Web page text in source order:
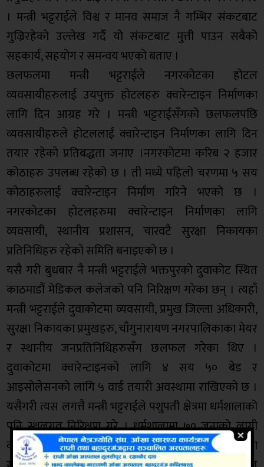
। मन्त्री भट्टराईले विश्व र मानव समाज नै गम्भिर संकटबाट
गुज्रिरहेको उल्लेख गर्दै यो संकटबाट मुत्ती पाउन सबैको
सहकार्य, सहयोग र समन्वय भएको बताए ।
छलफलमा मन्त्री भट्टराईले नगरकोटका होटल
व्यवसायीहरुलाई उयपुक्त होटलहरु क्वारेन्टाइन निर्माणका
लागि दिन आग्रह गरे । मन्त्री भट्टराईसँगको छलफलपछि
व्यवसायीहरुले होटललाई क्वारेन्टाइन निर्माणका लागि दिन
तयार रहेको प्रतिबद्धता जनाए ।नगरकोटमा करिब २ हजार
कोठाहरु उपलब्ध रहेको छ । ती मध्ये पहिलो चरणमा ५ सय
कोठाहरुलाई क्वारेन्टाइन निर्माण गरिने भएको छ ।
नगरकोटका होटलहरुमा क्वारेन्टाइन निर्माणका लागि
व्यवसायी, स्थानीय प्रशासन, चारवटै सुरक्षा निकायका
प्रतिनिधिहरु रहेको समिति बनाइएको छ ।
यसै गरी बुधबार नै मन्त्री भट्टराईले भक्तपुरको दुवाकोट स्थित
काठमाडौं मेडिकल कलेजको पनि निरिक्षण गरेका छन् । त्यहाँ
मन्त्री भट्टराईले दुवाकोटमा व्यवसायी, प्रमुख जिल्ला अधिकारी,
सुरक्षा निकायका प्रमुखहरु, चाँगुनारायण नगरपालिकाका मेयर
र स्थानीय जनप्रतिनिधिहरुसँग छलफल गरेका थिए ।
दुवाकोटमा क्वारेन्टाइनको लागि ४ सय ५० बेड र
आइसोलेसनको लागि ५ वार्ड तयारी अवस्थामा राखिएको छ ।
यसैगरी त्यस लगत्तै मन्त्री भट्टराईले पशुपती क्षेत्रमा धर्मशालाको
पनि स्थलगत निरिक्षण गरे । धर्मशालामा ७० जनाको लागी
क्वारेन्टाइन गर्न सक्ने क्षमताको धर्मशाला तयारी अवस्थामा